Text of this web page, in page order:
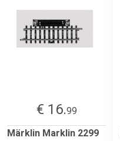
€ 16.99
Märklin Marklin 2299